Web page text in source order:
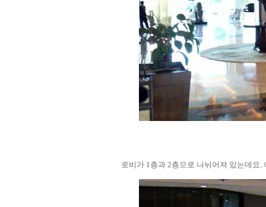
로비가 1층과 2층으로 나뉘어져 있는데요